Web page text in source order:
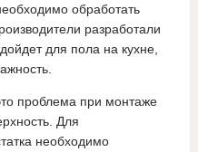
обработать
разработали
для пола на кухне,
проблема при монтаже
Для
необходимо